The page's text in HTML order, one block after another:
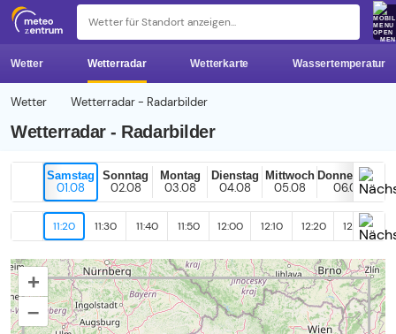
z
Wetter Wetterradar Wetterkarte Wassertemperatur
Wetter Wetterradar - Radarbilder
Wetterradar - Radarbilder
Samstag
01.08
Sonntag
02.08
Montag
03.08
Dienstag
04.08
Mittwoch
05.08
Donnerstag
06.08
11:20 11:30 11:40 11:50 12:00 12:10 12:20 12:30
+
–